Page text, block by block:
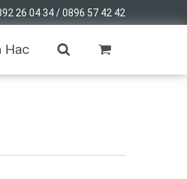
26 04 34 / 0896 57 42 42
Нас